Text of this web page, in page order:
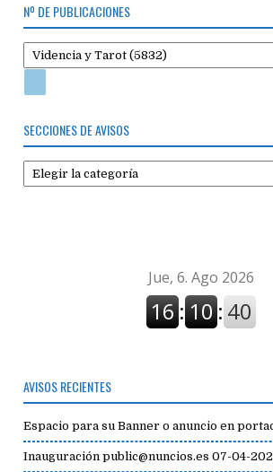
Nº DE PUBLICACIONES
SECCIONES DE AVISOS
Secciones
de
AVISOS RECIENTES
Espacio para su Banner o anuncio en
Inauguración public@nuncios.es 07-04-